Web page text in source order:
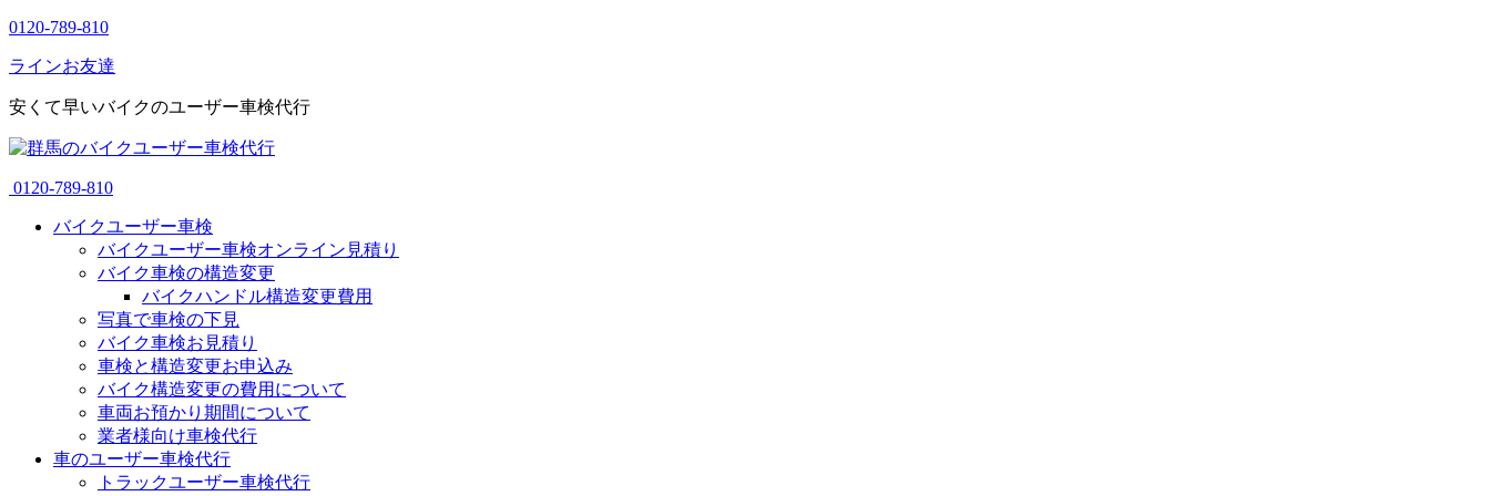
0120-789-810
ラインお友達
安くて早いバイクのユーザー車検代行
0120-789-810
バイクユーザー車検
バイクユーザー車検オンライン見積り
バイク車検の構造変更
バイクハンドル構造変更費用
写真で車検の下見
バイク車検お見積り
車検と構造変更お申込み
バイク構造変更の費用について
車両お預かり期間について
業者様向け車検代行
車のユーザー車検代行
トラックユーザー車検代行